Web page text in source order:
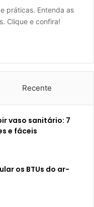
práticas. Entenda as
Clique e confira!
Recente
vaso sanitário: 7
e fáceis
os BTUs do ar-